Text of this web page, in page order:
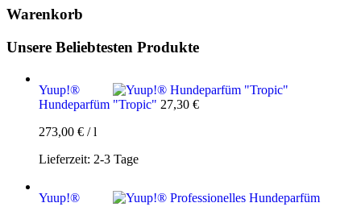
Warenkorb
Unsere Beliebtesten Produkte
Yuup!®
Hundeparfüm "Tropic" 27,30 €
273,00 € /l
Lieferzeit: 2-3 Tage
Yuup!®